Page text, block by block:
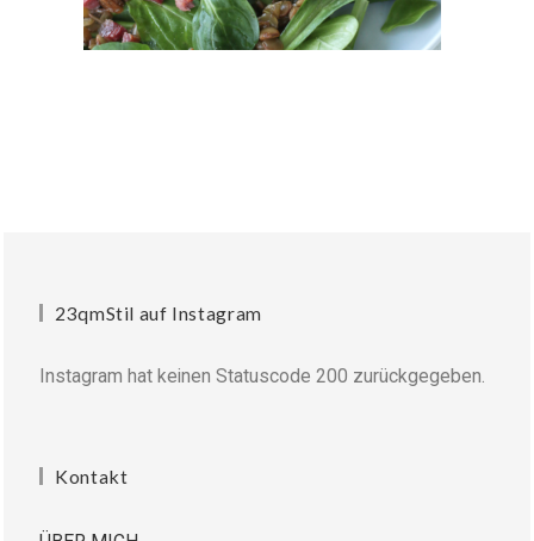
23qmStil auf Instagram
Instagram hat keinen Statuscode 200 zurückgegeben.
Kontakt